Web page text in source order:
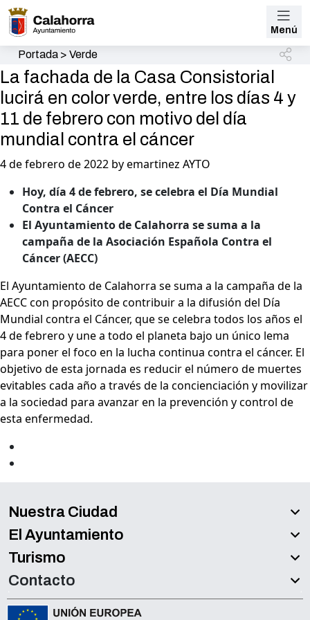
Menú
Portada> Verde
La fachada de la Casa Consistorial
lucirá en color verde, entre los días 4 y
11 de febrero con motivo del día
mundial contra el cáncer
4 de febrero de 2022 by emartinez AYTO
Hoy, día 4 de febrero, se celebra el Día Mundial
Contra el Cáncer
El Ayuntamiento de Calahorra se suma a la
campaña de la Asociación Española Contra el
Cáncer (AECC)
El Ayuntamiento de Calahorra se suma a la campaña de la
AECC con propósito de contribuir a la difusión del Día
Mundial contra el Cáncer, que se celebra todos los años el
4 de febrero y une a todo el planeta bajo un único lema
para poner el foco en la lucha continua contra el cáncer. El
objetivo de esta jornada es reducir el número de muertes
evitables cada año a través de la concienciación y movilizar
a la sociedad para avanzar en la prevención y control de
esta enfermedad.
Nuestra Ciudad
El Ayuntamiento
Turismo
Contacto